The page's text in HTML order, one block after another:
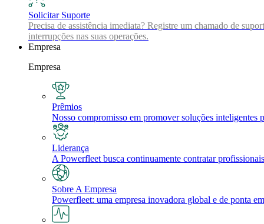
Solicitar Suporte
Precisa de assistência imediata? Registre um chamado de
interrupções nas suas operações.
Empresa
Empresa
Prêmios
Nosso compromisso em promover soluções
Liderança
A Powerfleet busca continuamente contratar
Sobre A Empresa
Powerfleet: uma empresa inovadora global e de ponta